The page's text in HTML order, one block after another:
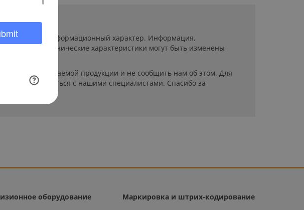
информационный характер. Информация,
и технические характеристики могут быть изменены
выпускаемой продукции и не сообщить нам об этом. Для
связаться с нашими специалистами. Спасибо за
оборудование
Маркировка и штрих-кодирование